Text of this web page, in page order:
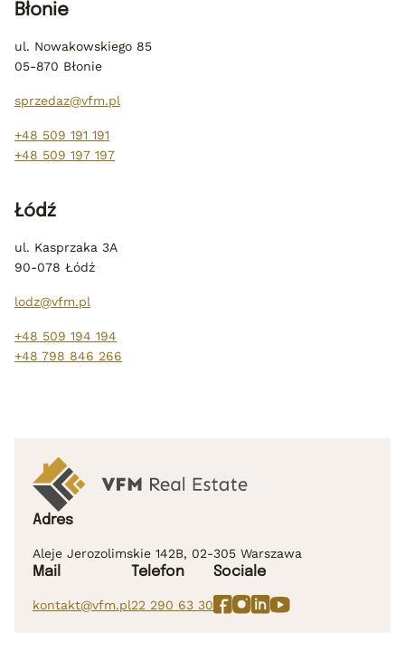
Błonie
ul. Nowakowskiego 85
05-870 Błonie
sprzedaz@vfm.pl
+48 509 191 191
+48 509 197 197
Łódź
ul. Kasprzaka 3A
90-078 Łódź
lodz@vfm.pl
+48 509 194 194
+48 798 846 266
Adres
Aleje Jerozolimskie 142B, 02-305 Warszawa
Mail
kontakt@vfm.pl
Telefon
22 290 63 30
Sociale